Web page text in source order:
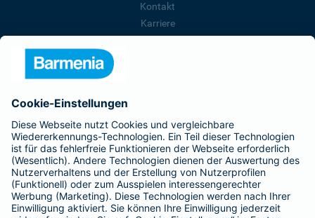
Kontakt
Karriere
Barmenia ist Teil der BarmeniaGothaer
BELIEBTE SEITEN
Kranken-Zusatzversicherung
Tierversicherungen
Haftpflichtversicherung
Hausratversicherung